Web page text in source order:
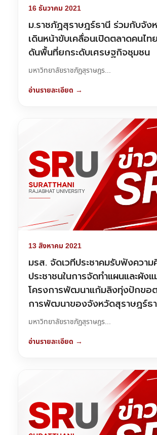
16 ธันวาคม 2021
ม.ราชภัฏสุราษฎร์ธานี ร่วมกับจัง
เดินหน้าขับเคลื่อนเปิดตลาดคนไ
ดันพื้นที่ยกระดับเศรษฐกิจชุมชน
มหาวิทยาลัยราชภัฏสุราษฎร...
อ่านรายละเอียด →
13 สิงหาคม 2021
มรส. จัดเวทีประชาคมรับฟังควา
ประชาชนในการจัดทำแผนและผัง
โครงการพัฒนาแก้มลิงทุ่งปักขอ
การพัฒนาของจังหวัดสุราษฎร์ธ
มหาวิทยาลัยราชภัฏสุราษฎร...
อ่านรายละเอียด →